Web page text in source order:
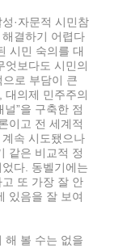
·자문적 시민참
결하기 어렵다
시민 숙의를 대
엇보다도 시민의
으로 부담이 큰
대의제 민주주의
”을 구축한 점
이고 전 세계적
속 시도됐으나
같은 비교적 정
다. 동벨기에는
또 가장 잘 안
있음을 잘 보여
해 볼 수는 없을